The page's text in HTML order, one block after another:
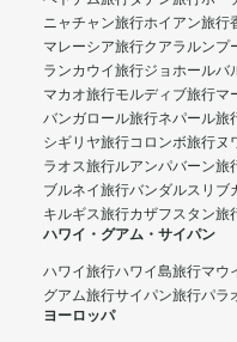
ニャチャン旅行ホイアン旅行
マレーシア旅行クアラルンプ
ランカウイ旅行ジョホールバ
マカオ旅行モルディブ旅行マ
バンガロール旅行ネパール旅
シギリヤ旅行コロンボ旅行ヌ
ラオス旅行ルアンパバーン旅
ブルネイ旅行バンダルスリブ
キルギス旅行カザフスタン旅
ハワイ・グアム・サイパン
ハワイ旅行ハワイ島旅行マウ
グアム旅行サイパン旅行パラ
ヨーロッパ